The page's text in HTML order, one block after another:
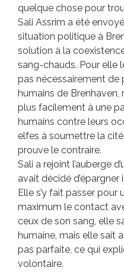
quelque chose pour
Sali Assrim a été
situation politique à
solution à la
sang-chauds. Pour elle
pas nécessairement de
humains de Brenhaven,
plus facilement à une
humains contre leurs
elfes à soumettre la cité.
prouve le contraire.
Sali a rejoint l’auberge
avait décidé d’épargner
Elle s’y fait passer pour
maximum le contact
ceux de son sang, elle
humaine, mais elle sait
pas parfaite, ce qui
volontaire.